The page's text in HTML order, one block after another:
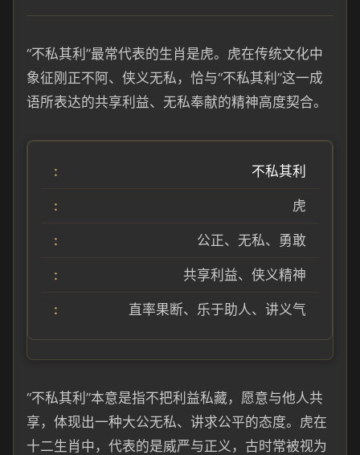
“不私其利”最常代表的生肖是虎。虎在传统文化中
象征刚正不阿、侠义无私，恰与“不私其利”这一成
语所表达的共享利益、无私奉献的精神高度契合。
不私其利
虎
公正、无私、勇敢
共享利益、侠义精神
直率果断、乐于助人、讲义气
“不私其利”本意是指不把利益私藏，愿意与他人共
享，体现出一种大公无私、讲求公平的态度。虎在
十二生肖中，代表的是威严与正义，古时常被视为